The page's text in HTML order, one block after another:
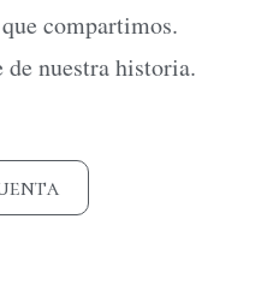
compartimos.
de nuestra historia.